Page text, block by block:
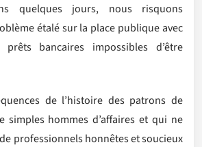
quelques jours, nous risquons
étalé sur la place publique avec
bancaires impossibles d’être
de l’histoire des patrons de
simples hommes d’affaires et qui ne
professionnels honnêtes et soucieux